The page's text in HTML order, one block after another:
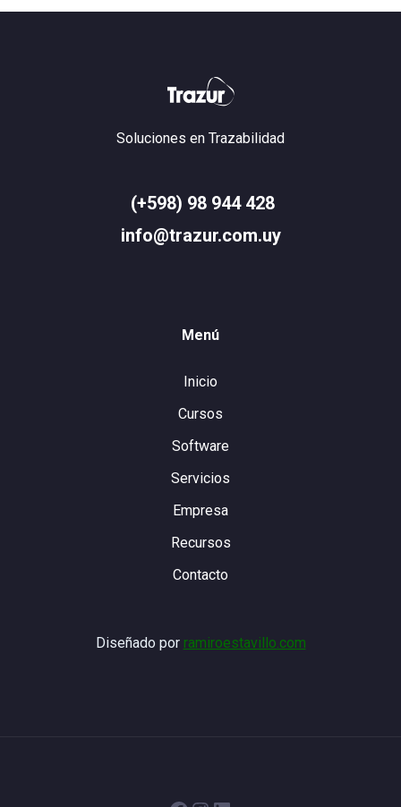
Soluciones en Trazabilidad
(+598) 98 944 428
info@trazur.com.uy
Menú
Inicio
Cursos
Software
Servicios
Empresa
Recursos
Contacto
Diseñado por ramiroestavillo.com